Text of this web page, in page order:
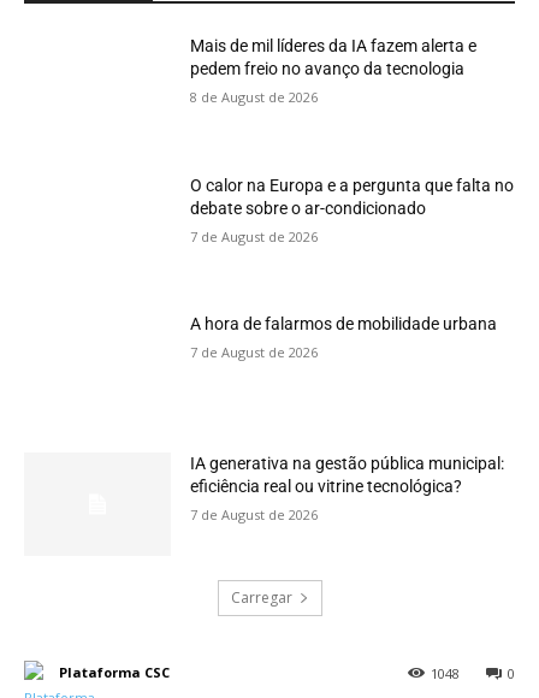
Mais de mil líderes da IA fazem alerta e
pedem freio no avanço da tecnologia
8 de August de 2026
O calor na Europa e a pergunta que falta no
debate sobre o ar-condicionado
7 de August de 2026
A hora de falarmos de mobilidade urbana
7 de August de 2026
IA generativa na gestão pública municipal:
eficiência real ou vitrine tecnológica?
7 de August de 2026
Carregar
Plataforma CSC 0
1048